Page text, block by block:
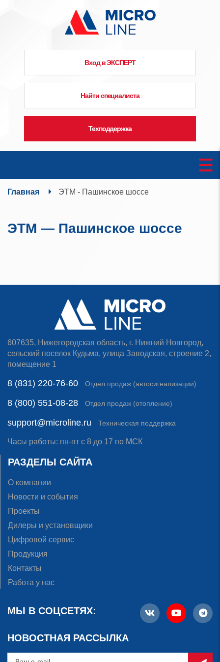
Вход в ЭКСПЕРТ
Найти специалиста
Техподдержка
Главная ЭТМ - Пашинское шоссе
ЭТМ — Пашинское шоссе
607635, Нижегородская область, г. Нижний Новгород,
сельский поселок Кудьма, улица Заводская, строение 2,
помещение 1
8 (831) 220-76-60 Отдел продаж (автосигнализации)
8 (800) 551-08-28 Отдел продаж (отопление)
support@microline.ru Техническая поддержка
Часы работы: пн-пт с 8 до 17 по МСК
РАЗДЕЛЫ САЙТА
О компании
Новости и события
Проекты
Дилеры и установщики
Цифровой сервис
Продукция
Контакты
Работа у нас
МЫ В СОЦСЕТЯХ:
НОВОСТНАЯ РАССЫЛКА